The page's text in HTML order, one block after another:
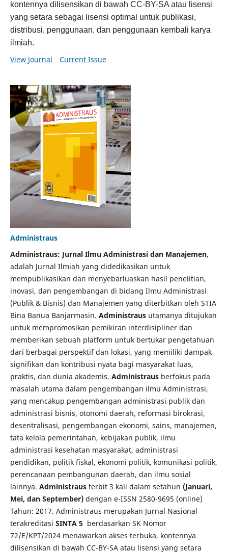
kontennya dilisensikan di bawah CC-BY-SA atau lisensi
yang setara sebagai lisensi optimal untuk publikasi,
distribusi, penggunaan, dan penggunaan kembali karya
ilmiah.
View Journal Current Issue
Administraus
Administraus: Jurnal Ilmu Administrasi dan Manajemen,
adalah Jurnal Ilmiah yang didedikasikan untuk
mempublikasikan dan menyebarluaskan hasil penelitian,
inovasi, dan pengembangan di bidang Ilmu Administrasi
(Publik & Bisnis) dan Manajemen yang diterbitkan oleh STIA
Bina Banua Banjarmasin. Administrausutamanya ditujukan
untuk mempromosikan pemikiran interdisipliner dan
memberikan sebuah platform untuk bertukar pengetahuan
dari berbagai perspektif dan lokasi, yang memiliki dampak
signifikan dan kontribusi nyata bagi masyarakat luas,
praktis, dan dunia akademis. Administrausberfokus pada
masalah utama dalam pengembangan ilmu Administrasi,
yang mencakup pengembangan administrasi publik dan
administrasi bisnis, otonomi daerah, reformasi birokrasi,
desentralisasi, pengembangan ekonomi, sains, manajemen,
tata kelola pemerintahan, kebijakan publik, ilmu
administrasi kesehatan masyarakat, administrasi
pendidikan, politik fiskal, ekonomi politik, komunikasi politik,
perencanaan pembangunan daerah, dan ilmu sosial
lainnya. Administrausterbit 3 kali dalam setahun (Januari,
Mei, dan September)dengan e-ISSN 2580-9695 (online)
Tahun: 2017. Administraus merupakan Jurnal Nasional
terakreditasi SINTA 5 berdasarkan SK Nomor
72/E/KPT/2024 menawarkan akses terbuka, kontennya
dilisensikan di bawah CC-BY-SA atau lisensi yang setara